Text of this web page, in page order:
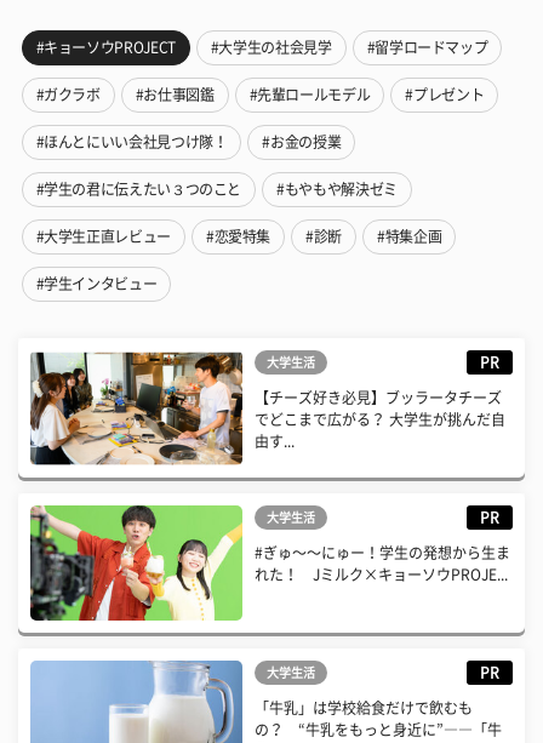
#キョーソウPROJECT #大学生の社会見学 #留学ロードマップ
#ガクラボ #お仕事図鑑 #先輩ロールモデル #プレゼント
#ほんとにいい会社見つけ隊！ #お金の授業
#学生の君に伝えたい３つのこと #もやもや解決ゼミ
#大学生正直レビュー #恋愛特集 #診断 #特集企画
#学生インタビュー
大学生活 PR
【チーズ好き必見】ブッラータチーズ
でどこまで広がる？ 大学生が挑んだ自
由す...
大学生活 PR
#ぎゅ〜〜にゅー！学生の発想から生ま
れた！ Jミルク×キョーソウPROJE...
大学生活 PR
「牛乳」は学校給食だけで飲むも
の？ “牛乳をもっと身近に”――「牛